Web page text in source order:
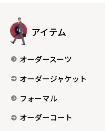
アイテム
オーダースーツ
オーダージャケット
フォーマル
オーダーコート